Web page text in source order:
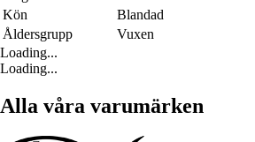
Kön
Blandad
Åldersgrupp
Vuxen
Loading...
Loading...
Alla våra varumärken